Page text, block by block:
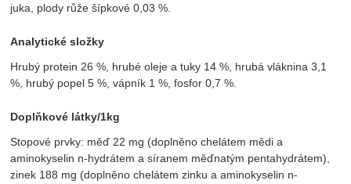
juka, plody růže šípkové 0,03 %.
Analytické složky
Hrubý protein 26 %, hrubé oleje a tuky 14 %, hrubá vláknina 3,1
%, hrubý popel 5 %, vápník 1 %, fosfor 0,7 %.
Doplňkové látky/1kg
Stopové prvky: měď 22 mg (doplněno chelátem mědi a
aminokyselin n-hydrátem a síranem měďnatým pentahydrátem),
zinek 188 mg (doplněno chelátem zinku a aminokyselin n-